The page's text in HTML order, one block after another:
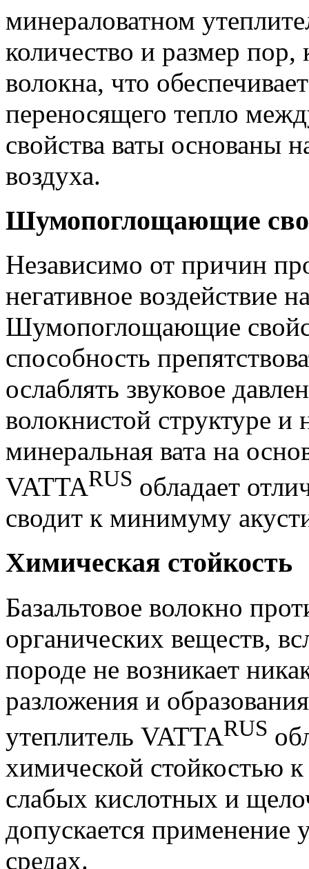
минераловатном
количество и размер пор,
волокна, что
переносящего тепло
свойства ваты основаны
воздуха.
Шумопоглощающие
Независимо от причин
негативное воздействие
Шумопоглощающие
способность
ослаблять звуковое
волокнистой структуре
минеральная вата на
VATTARUS обладает
сводит к минимуму
Химическая стойкость
Базальтовое волокно
органических веществ,
породе не возникает
разложения и
утеплитель VATTARUS
химической стойкостью
слабых кислотных и
допускается применение
средах.